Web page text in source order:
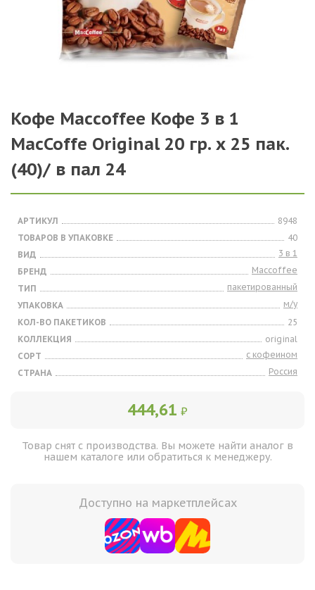
Кофе Maccoffee Кофе 3 в 1
MacCoffe Original 20 гр. х 25 пак.
(40)/ в пал 24
АРТИКУЛ
8948
ТОВАРОВ В УПАКОВКЕ
40
ВИД
3 в 1
БРЕНД
Maccoffee
ТИП
пакетированный
УПАКОВКА
м/у
КОЛ-ВО ПАКЕТИКОВ
25
КОЛЛЕКЦИЯ
original
СОРТ
с кофеином
СТРАНА
Россия
444,61 ₽
Товар снят с производства. Вы можете найти аналог в
нашем каталоге или обратиться к менеджеру.
Доступно на маркетплейсах